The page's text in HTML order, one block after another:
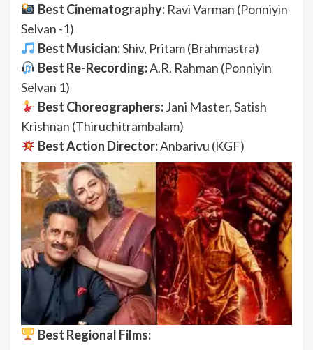
Best Cinematography:Ravi Varman (Ponniyin
Selvan -1)
Best Musician:Shiv, Pritam (Brahmastra)
Best Re-Recording:A.R. Rahman (Ponniyin
Selvan 1)
Best Choreographers:Jani Master, Satish
Krishnan (Thiruchitrambalam)
Best Action Director:Anbarivu (KGF)
Best Regional Films: